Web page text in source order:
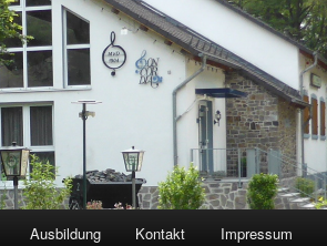
Ausbildung Kontakt Impressum